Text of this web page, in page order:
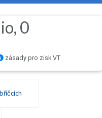
0
zásady pro zisk VT